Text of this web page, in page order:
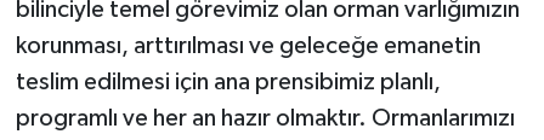
bilinciyle temel görevimiz olan orman varlığımızın
korunması, arttırılması ve geleceğe emanetin
teslim edilmesi için ana prensibimiz planlı,
programlı ve her an hazır olmaktır. Ormanlarımızı